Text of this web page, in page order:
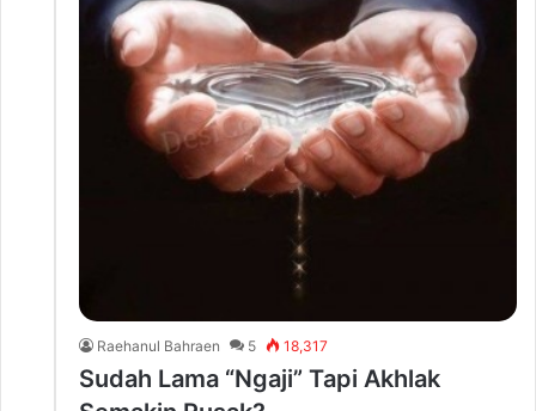
Raehanul Bahraen 5 18,317
Sudah Lama “Ngaji” Tapi Akhlak